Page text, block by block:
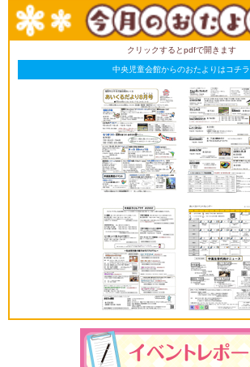
クリックするとpdfで開きます
中央児童会館からのおたよりはコチラ